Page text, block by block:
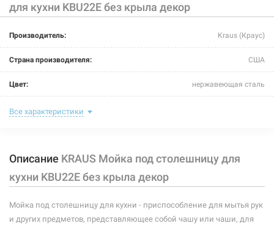
для кухни KBU22E без крыла декор
Производитель: Kraus (Краус)
Страна производителя: США
Цвет: нержавеющая сталь
Тип монтажа:
Размер мойки (длина/ширина): 820 мм/457 мм
Размер чаши (длина/ширина): 368 мм/409 мм; 368 мм/409 мм
Глубина чаши: 216 мм; 216 мм
Все характеристики
Описание KRAUS Мойка под столешницу для
кухни KBU22E без крыла декор
Мойка под столешницу для кухни - приспособление для мытья рук
и других предметов, представляющее собой чашу или чаши, для